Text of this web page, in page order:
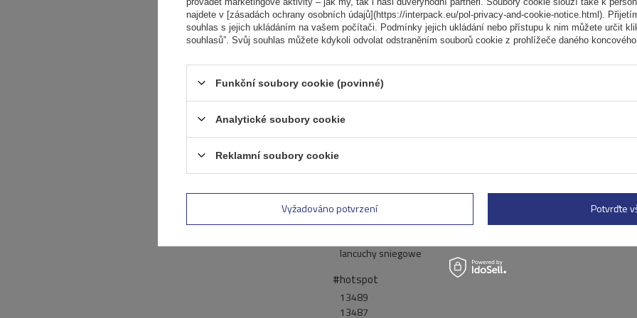
Polaire
#opis
#hotspot
Sněhové řetězy 13
Sněhové řetězy 19
Sněhové řetězy 18
Sněhové řetězy 17
Sněhové řetězy 16
Sněhové řetězy 14
Příslušenství k sněhovým řetězům
lancuchy sniegowe
#hotspot
13489
13487
najdete v [zásadách ochrany osobních údajů](https://interpack.eu/pol-privacy-and-cookie-notice.html).
souhlas s jejich ukládáním na vašem počítači. Podmínky jejich ukládání nebo přístupu k nim můžete určit
souhlasů”. Svůj souhlas můžete kdykoli odvolat odstraněním souborů cookie z prohlížeče daného
Funkční soubory cookie (povinné)
Analytické soubory cookie
Reklamní soubory cookie
Vyžadováno potvrzení Potvrďte